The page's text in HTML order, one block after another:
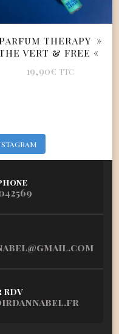
Parfum THERAPY »
VERT & FREE «
19,90€ TTC